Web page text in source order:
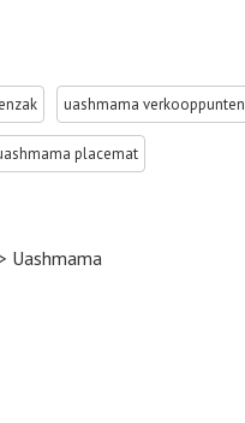
uashmama verkooppunten
placemat
Uashmama